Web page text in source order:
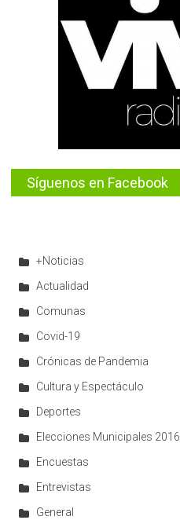
Síguenos en Facebook
+Noticias
Actualidad
Comunas
Covid-19
Crónicas de Pandemia
Cultura y Espectáculo
Deportes
Elecciones Municipales 2016
Encuestas
Entrevistas
General